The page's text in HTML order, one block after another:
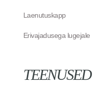
Laenutuskapp
Erivajadusega lugejale
TEENUSED